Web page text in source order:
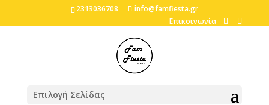
2313036708
info@famfiesta.gr
Επικοινωνία
Επιλογή Σελίδας